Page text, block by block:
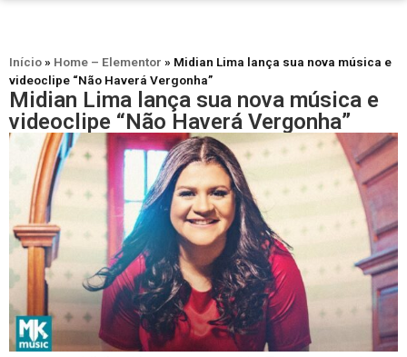
Início» Home – Elementor » Midian Lima lança sua nova música e
videoclipe “Não Haverá Vergonha”
Midian Lima lança sua nova música e
videoclipe “Não Haverá Vergonha”